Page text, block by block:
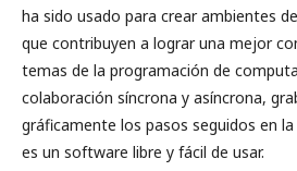
ha sido usado para crear ambientes
que contribuyen a lograr una mejor
temas de la programación de
colaboración síncrona y asíncrona,
gráficamente los pasos seguidos en
es un software libre y fácil de usar.